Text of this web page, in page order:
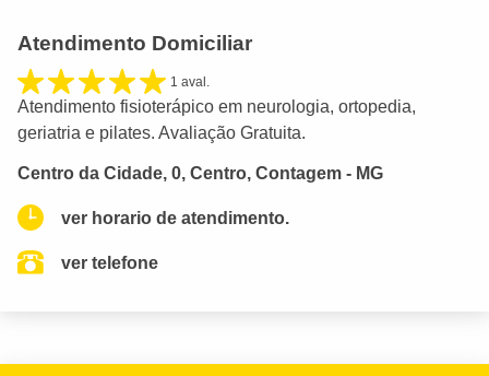
Atendimento Domiciliar
1 aval.
Atendimento fisioterápico em neurologia, ortopedia,
geriatria e pilates. Avaliação Gratuita.
Centro da Cidade, 0, Centro, Contagem - MG
ver horario de atendimento.
ver telefone